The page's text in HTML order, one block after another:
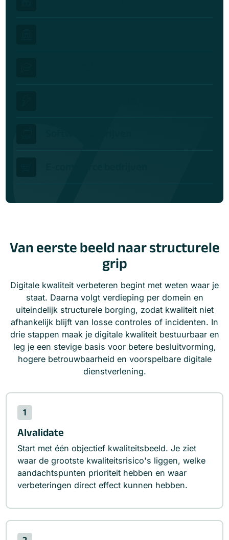
Van eerste beeld naar structurele
grip
Digitale kwaliteit verbeteren begint met weten waar je
staat. Daarna volgt verdieping per domein en
uiteindelijk structurele borging, zodat kwaliteit niet
afhankelijk blijft van losse controles of incidenten. In
drie stappen maak je digitale kwaliteit bestuurbaar en
leg je een stevige basis voor betere besluitvorming,
hogere betrouwbaarheid en voorspelbare digitale
dienstverlening.
1
AIvalidate
Start met één objectief kwaliteitsbeeld. Je ziet
waar de grootste kwaliteitsrisico's liggen, welke
aandachtspunten prioriteit hebben en waar
verbeteringen direct effect kunnen hebben.